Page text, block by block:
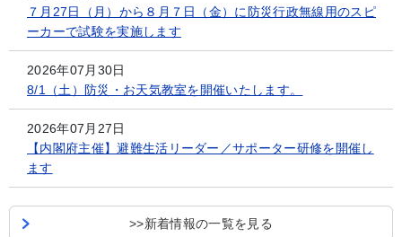
７月27日（月）から８月７日（金）に防災行政無線用のスピ
ーカーで試験を実施します
2026年07月30日
8/1（土）防災・お天気教室を開催いたします。
2026年07月27日
【内閣府主催】避難生活リーダー／サポーター研修を開催し
ます
>>新着情報の一覧を見る